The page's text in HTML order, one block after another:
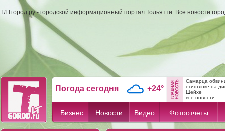
ТЛТгород.ру - городской информационный портал Тольятти. Все новости
Погода сегодня +24°
Самарца
египтянке на
Шейхе
все новости
Бизнес Новости Видео Фотоотчеты